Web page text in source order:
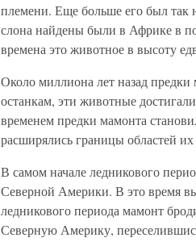
племени. Еще больше его был так
слона найдены были в Африке в
времена это животное в высоту
Около миллиона лет назад
останкам, эти животные
временем предки мамонта
расширялись границы областей
В самом начале ледникового
Северной Америки. В это время
ледникового периода мамонт
Северную Америку,